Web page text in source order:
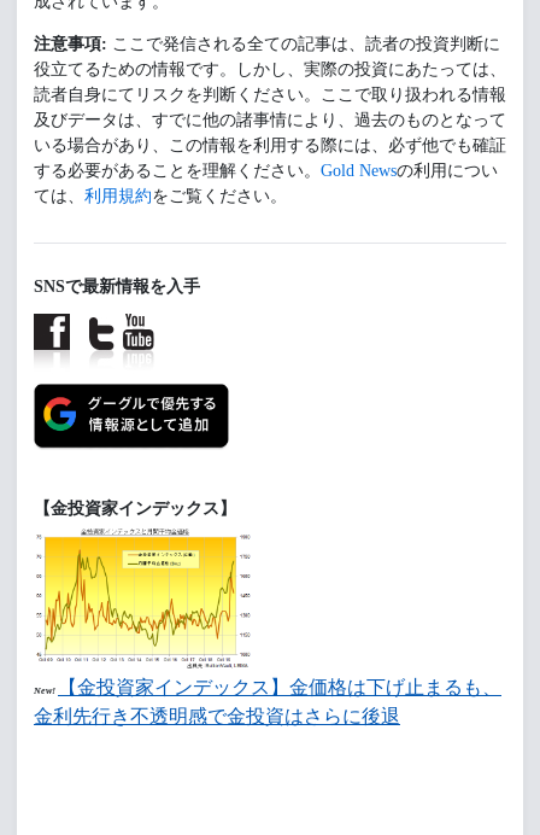
注意事項: ここで発信される全ての記事は、読者の投資判断に
役立てるための情報です。しかし、実際の投資にあたっては、
読者自身にてリスクを判断ください。ここで取り扱われる情報
及びデータは、すでに他の諸事情により、過去のものとなって
いる場合があり、この情報を利用する際には、必ず他でも確証
する必要があることを理解ください。 Gold Newsの利用につい
ては、 利用規約をご覧ください。
SNSで最新情報を入手
【金投資家インデックス】
New!
【金投資家インデックス】金価格は下げ止まるも、
金利先行き不透明感で金投資はさらに後退